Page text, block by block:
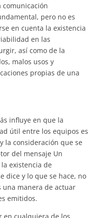
comunicación
pero no es
en cuenta la existencia
en las
así como de la
malos usos y
propias de una
influye en que la
útil entre los equipos es
la consideración que se
del mensaje Un
existencia de
dice y lo que se hace, no
una manera de actuar
emitidos.